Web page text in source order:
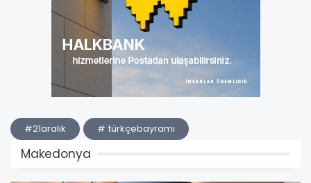
#21aralık # türkçebayramı
Makedonya